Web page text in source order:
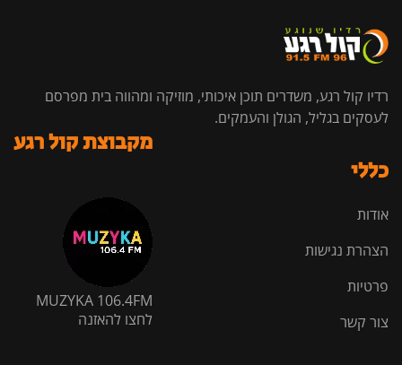
רדיו קול רגע, משדרים תוכן איכותי, מוזיקה ומהווה בית מפרסם
לעסקים בגליל, הגולן והעמקים.
כללי
אודות
הצהרת נגישות
פרטיות
צור קשר
מקבוצת קול רגע
MUZYKA 106.4FM
לחצו להאזנה